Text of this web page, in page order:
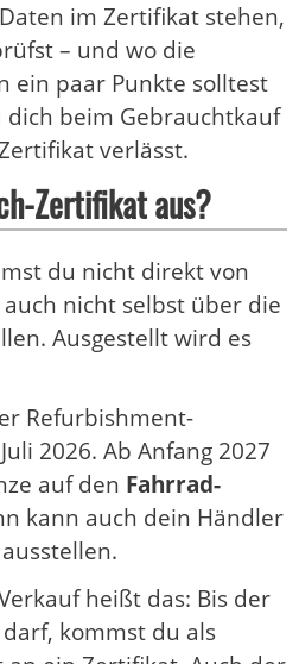
im Zertifikat stehen,
– und wo die
ein paar Punkte solltest
beim Gebrauchtkauf
verlässt.
Zertifikat aus?
du nicht direkt von
nicht selbst über die
Ausgestellt wird es
Refurbishment-
2026. Ab Anfang 2027
auf den Fahrrad-
kann auch dein Händler
heißt das: Bis der
kommst du als